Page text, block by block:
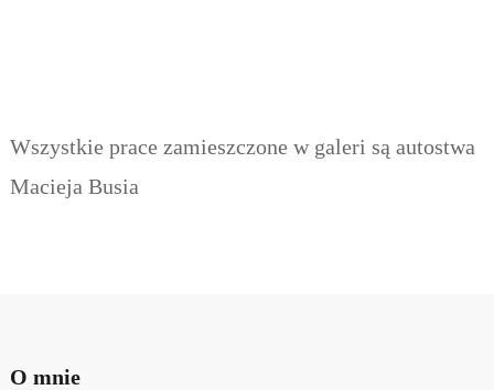
Wszystkie prace zamieszczone w galeri są autostwa
Macieja Busia
O mnie